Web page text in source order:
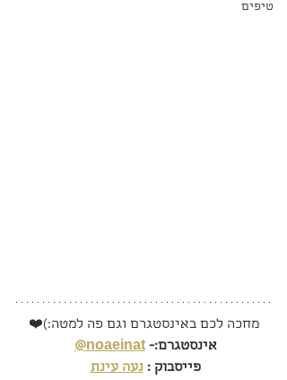
טיפים
מחכה לכם באינסטגרם וגם פה למטה:)❤️
אינסטגרם:- noaeinat@
פייסבוק : נעה עינת